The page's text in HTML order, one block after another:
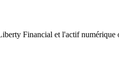
Financial et l'actif